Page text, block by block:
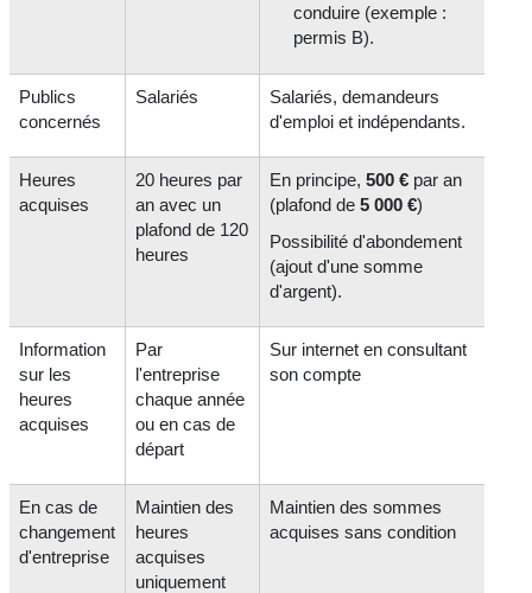
conduire (exemple :
permis B).
Publics
concernés
Salariés
Salariés, demandeurs
d'emploi et indépendants.
Heures
acquises
20 heures par
an avec un
plafond de 120
heures
En principe,500 € par an
(plafond de5 000 €)
Possibilité d'abondement
(ajout d'une somme
d'argent).
Information
sur les
heures
acquises
Par
l'entreprise
chaque année
ou en cas de
départ
Sur internet enconsultant
son compte
En cas de
changement
d'entreprise
Maintien des
heures
acquises
uniquement
Maintien des sommes
acquises sans condition